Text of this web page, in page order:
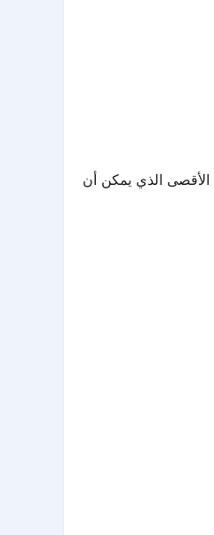
الفوز في واحدة من المباراتين المتبقيتين لرفع رصيده إلى 58 نقطة، وهو الحد الأقصى الذي يمكن أن